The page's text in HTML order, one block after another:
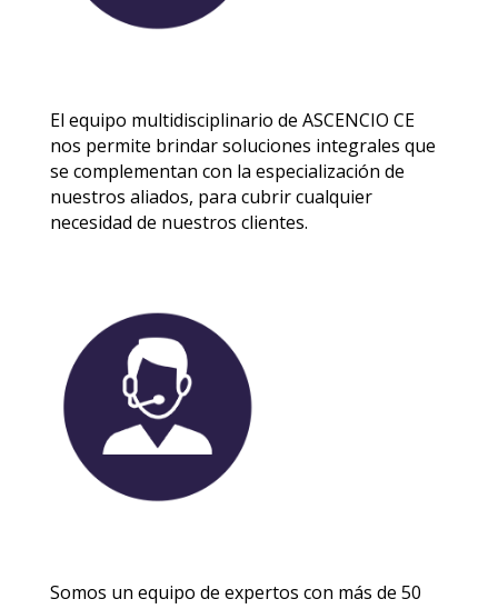
El equipo multidisciplinario de ASCENCIO CE
nos permite brindar soluciones integrales que
se complementan con la especialización de
nuestros aliados, para cubrir cualquier
necesidad de nuestros clientes.
Somos un equipo de expertos con más de 50